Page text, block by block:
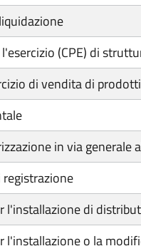
(CPE) di
di vendita di
in via generale
l'installazione di
l'installazione o la